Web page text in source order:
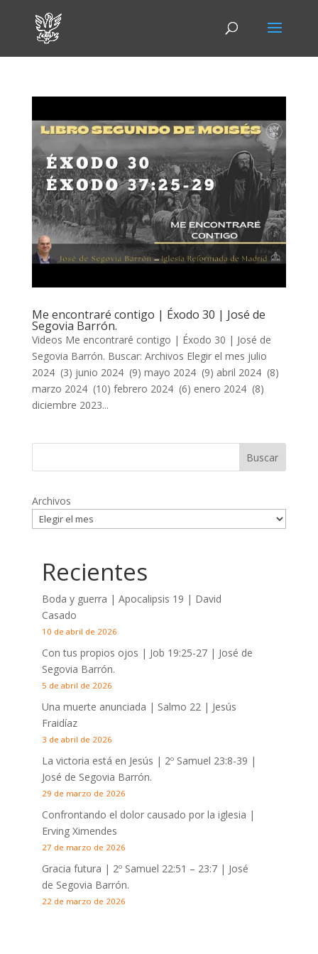
Me encontraré contigo | Éxodo 30 | José de
Segovia Barrón.
Videos Me encontraré contigo | Éxodo 30 | José de
Segovia Barrón. Buscar: Archivos Elegir el mes julio
2024 (3) junio 2024 (9) mayo 2024 (9) abril 2024 (8)
marzo 2024 (10) febrero 2024 (6) enero 2024 (8)
diciembre 2023...
Archivos
Recientes
Boda y guerra | Apocalipsis 19 | David
Casado
10 de abril de 2026
Con tus propios ojos | Job 19:25-27| José de
Segovia Barrón.
5 de abril de 2026
Una muerte anunciada | Salmo 22 | Jesús
Fraidíaz
3 de abril de 2026
La victoria está en Jesús | 2º Samuel 23:8-39 |
José de Segovia Barrón.
29 de marzo de 2026
Confrontando el dolor causado por la iglesia |
Erving Ximendes
27 de marzo de 2026
Gracia futura | 2º Samuel 22:51 – 23:7| José
de Segovia Barrón.
22 de marzo de 2026